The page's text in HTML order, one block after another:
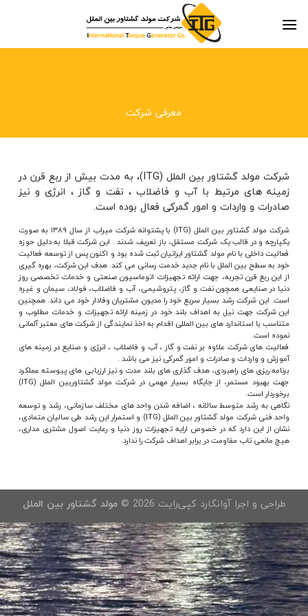
معرفی شرکت
شرکت مولد گشتاور بین الملل (ITG)، به مدت بیش از ربع قرن در
زمینه های مرتبط با آب و فاضلاب ، نفت و گاز ، انرژی و نیز
صادرات و واردات و امور گمرکی فعال بوده است.
شرکت مولد گشتاور بین الملل (ITG) با پشتوانه شرکت میراب از سال ۱۳۸۹ به صورت
یکپارچه و در قالب یک شرکت مستقل، باز تعریف شدند . این شرکت قبلا به دلیل حوزه
فعالیت داخلی با نام مولد گشتاور ایرانیان ثبت شده بود و اکنون پس از توسعه فعالیت
خود به سطح بین الملل با نام جدید خدمت رسانی می کند. هدف این شرکت، بهره گیری
از این ربع قرن تجربه، جهت ارائه تجهیزات اتوماسیون صنعتی و خدمات تخصصی روز
دنیا در صنایعی همچون نفت و گاز، پتروشیمی، آب و فاضلاب، فولاد، سیمان و غیره
است. این شرکت رشد بسیار سریع خود را مدیون مشتریان وفادار خود می داند. همچنین
این شرکت جهت نیل به اهداف بلند خود در زمینه ارائه تجهیزات و خدمات مطلوب و
متناسب با استاندارد های بین المللی اقدام به اخذ نمایندگی از شرکت های معتبر آلمانی
نموده است.
فعالیت های شرکت علاوه بر نفت و گاز ، آب و فاضلاب ، انرژی و صنایع در زمینه های
آموزش و واردات و صادرات و امور گمرکی نیز می باشد .
برنامه ریزی های راهبردی، هدف گذاری های بلند مدت و نیز ارزیابی های پیوسته عملکرد
جهت بهبود مستمر، از جایگاه بسیار مهمی در شرکت مولد گشتاوربین الملل (ITG)
برخوردار است.
نگاهی به رشد متوسط سالانه ، اضافه شدن واحد های مختلف سازمانی، رشد و توسعه
واحد فنی شرکت مولد گشتاور بین الملل (ITG) و استمرار این رشد طی سالیان متمادی،
نشان از این دارد که در خصوص ارایه تجهیزات روز دنیا و رعایت اصول مشتری مداری،
هیچ مانعی تاب مقاومت در برابر اهداف شرکت را ندارد.
طراحی و اجرا آوانگارد کپی‌رایت 2026 © مولد گشتاور بین الملل